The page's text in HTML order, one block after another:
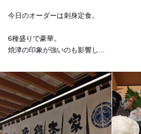
今日のオーダーは刺身定食。
6種盛りで豪華。
焼津の印象が強いのも影響し...